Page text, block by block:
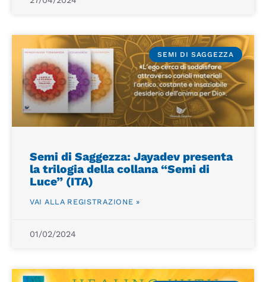
SEMI DI SAGGEZZA
Semi di Saggezza: Jayadev presenta
la trilogia della collana “Semi di
Luce” (ITA)
VAI ALLA REGISTRAZIONE »
01/02/2024